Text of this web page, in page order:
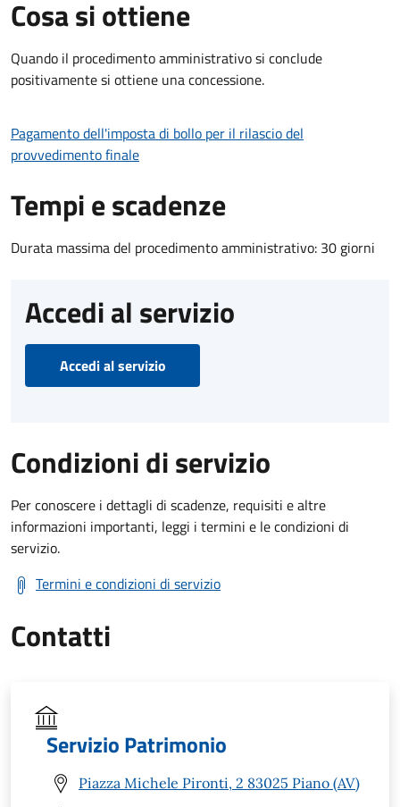
Cosa si ottiene
Quando il procedimento amministrativo si conclude
positivamente si ottiene una concessione.
Pagamento dell'imposta di bollo per il rilascio del
provvedimento finale
Tempi e scadenze
Durata massima del procedimento amministrativo: 30 giorni
Accedi al servizio
Accedi al servizio
Condizioni di servizio
Per conoscere i dettagli di scadenze, requisiti e altre
informazioni importanti, leggi i termini e le condizioni di
servizio.
Termini e condizioni di servizio
Contatti
Servizio Patrimonio
Piazza Michele Pironti, 2 83025 Piano (AV)